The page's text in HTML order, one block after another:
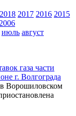
2018 2017 2016 2015
2006
июль август
газа части
г. Волгограда
в Ворошиловском